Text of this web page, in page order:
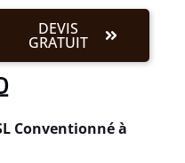
DEVIS
GRATUIT
Conventionné à